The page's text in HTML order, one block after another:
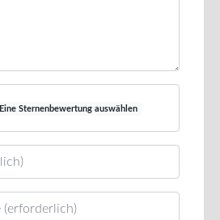
Eine Sternenbewertung auswählen